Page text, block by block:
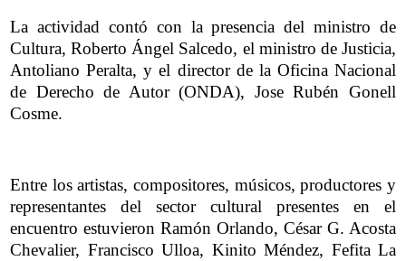
La actividad contó con la presencia del ministro de
Cultura, Roberto Ángel Salcedo, el ministro de Justicia,
Antoliano Peralta, y el director de la Oficina Nacional
de Derecho de Autor (ONDA), Jose Rubén Gonell
Cosme.
Entre los artistas, compositores, músicos, productores y
representantes del sector cultural presentes en el
encuentro estuvieron Ramón Orlando, César G. Acosta
Chevalier, Francisco Ulloa, Kinito Méndez, Fefita La